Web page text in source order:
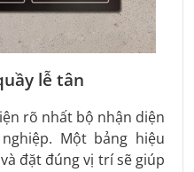
lễ tân
rõ nhất bộ nhận diện
Một bảng hiệu
đặt đúng vị trí sẽ giúp